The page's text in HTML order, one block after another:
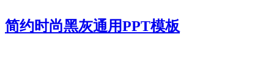
简约时尚黑灰通用PPT模板